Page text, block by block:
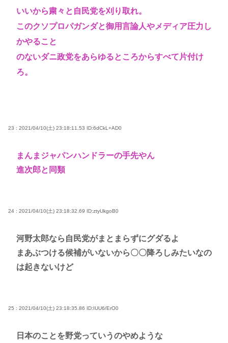
いいから粛々と自民党を刈り取れ。
このクソプロパガンダと御用言論人やメディア圧力し
かやること
のないダニ政党をあらゆるところからすべて片付け
ろ。
23 : 2021/04/10(土) 23:18:11.53 ID:6dCkL+AD0
まんまジャパンハンドラーの手先やん
進次郎と同類
24 : 2021/04/10(土) 23:18:32.69 ID:ztyUkgoB0
河野太郎なら自民党がまとまらずにグダるよ
まあぶつける候補がいないから〇〇降ろしみたいなの
は起きないけど
25 : 2021/04/10(土) 23:18:35.86 ID:IUU6/ErO0
日本のことを野党っていうのやめような